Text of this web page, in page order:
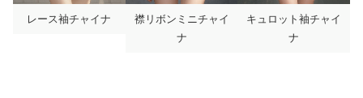
レース袖チャイナ
襟リボンミニチャイ
ナ
キュロット袖チャイ
ナ